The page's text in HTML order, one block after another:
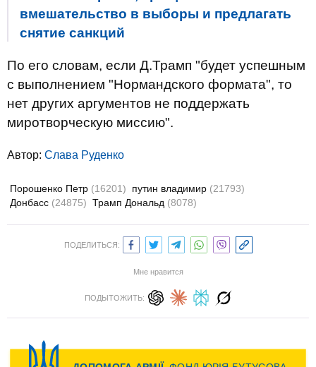
вмешательство в выборы и предлагать
снятие санкций
По его словам, если Д.Трамп "будет успешным
с выполнением "Нормандского формата", то
нет других аргументов не поддержать
миротворческую миссию".
Автор: Слава Руденко
Порошенко Петр (16201) путин владимир (21793)
Донбасс (24875) Трамп Дональд (8078)
ПОДЕЛИТЬСЯ:
Мне нравится
ПОДЫТОЖИТЬ: